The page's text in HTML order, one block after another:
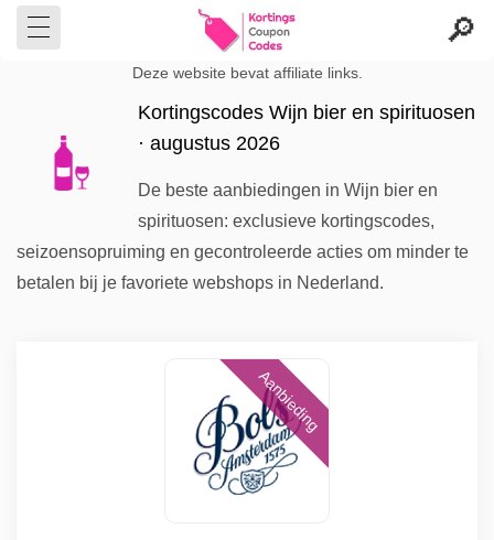
Deze website bevat affiliate links.
Kortingscodes Wijn bier en spirituosen
· augustus 2026
De beste aanbiedingen in Wijn bier en
spirituosen: exclusieve kortingscodes,
seizoensopruiming en gecontroleerde acties om minder te
betalen bij je favoriete webshops in Nederland.
Aanbieding